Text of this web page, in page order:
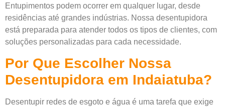
Entupimentos podem ocorrer em qualquer lugar, desde
residências até grandes indústrias. Nossa desentupidora
está preparada para atender todos os tipos de clientes, com
soluções personalizadas para cada necessidade.
Por Que Escolher Nossa
Desentupidora em Indaiatuba?
Desentupir redes de esgoto e água é uma tarefa que exige